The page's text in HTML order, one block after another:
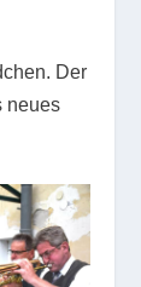
Der
neues